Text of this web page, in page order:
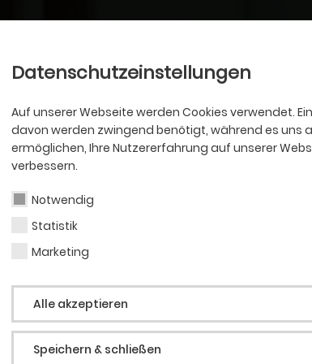
Datenschutzeinstellungen
Auf unserer Webseite werden Cookies verwendet.
davon werden zwingend benötigt, während es uns
ermöglichen, Ihre Nutzererfahrung auf unserer
verbessern.
Notwendig
Statistik
Marketing
Alle akzeptieren
Speichern & schließen